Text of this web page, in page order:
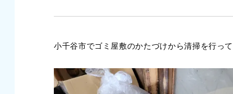
小千谷市でゴミ屋敷のかたづけから清掃を行っ